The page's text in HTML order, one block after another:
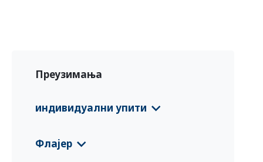
Преузимања
индивидуални упити
Флајер